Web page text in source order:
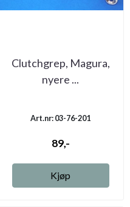
Clutchgrep, Magura,
nyere ...
Art.nr: 03-76-201
89,-
Kjøp